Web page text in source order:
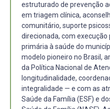
estruturado de prevenção
em triagem clínica,
comunitário, suporte
direcionada, com execução
primária à saúde do
modelo pioneiro no Brasil,
da Política Nacional de
longitudinalidade,
integralidade — e com as
Saúde da Família (ESF) e